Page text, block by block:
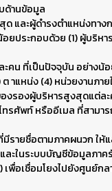
ด้านข้อมูล
และผู้ดำรงตำแหน่งทาง
ยประกอบด้วย (1) ผู้บริห
คน ที่เป็นปัจจุบัน อย่างน้
าแหน่ง (4) หน่วยงานภาย
งรองผู้บริหารสูงสุดแต่ล
ทรศัพท์ หรืออีเมล ที่สามา
รายชื่อตามภาคผนวก ให้
ละในระบบบัญชีข้อมูลภาค
พื่อเชื่อมโยงไปยังศูนย์ก